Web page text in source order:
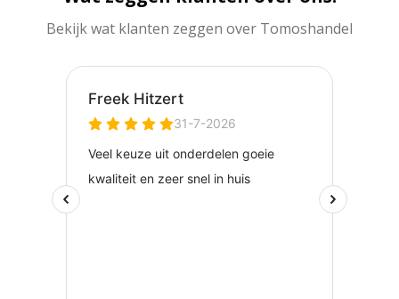
Bekijk wat klanten zeggen over Tomoshandel